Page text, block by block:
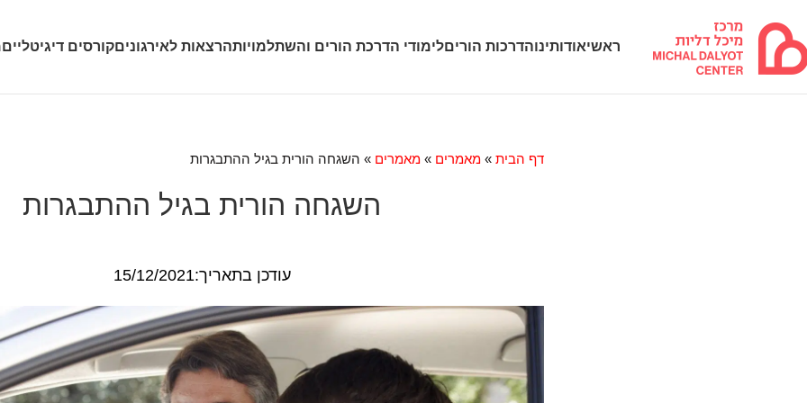
ראשיאודותינוהדרכות הוריםלימודי הדרכת הורים והשתלמויותהרצאות לאירגוניםקורסים דיגיטליים
דף הבית » מאמרים » מאמרים » השגחה הורית בגיל ההתבגרות
השגחה הורית בגיל ההתבגרות
עודכן בתאריך:15/12/2021